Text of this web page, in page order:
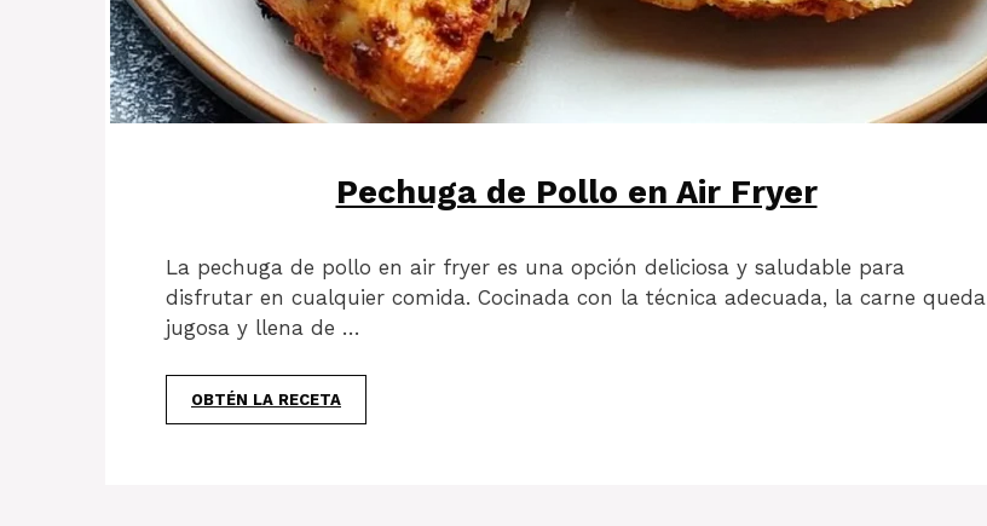
Pechuga de Pollo en Air Fryer
La pechuga de pollo en air fryer es una opción deliciosa y saludable para
disfrutar en cualquier comida. Cocinada con la técnica adecuada, la carne queda
jugosa y llena de …
OBTÉN LA RECETA